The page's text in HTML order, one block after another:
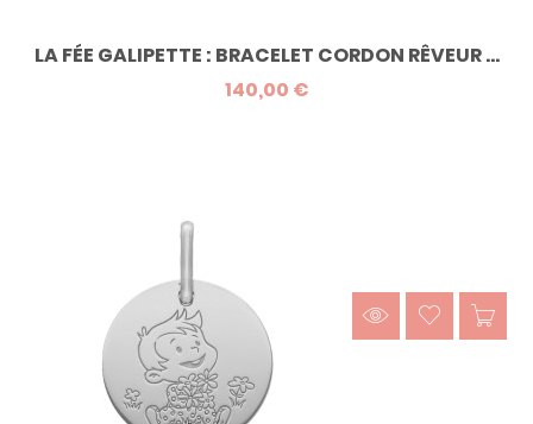
LA FÉE GALIPETTE : BRACELET CORDON RÊVEUR ...
140,00 €